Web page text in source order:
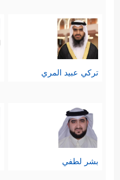
تركي عبيد المري
بشر لطفي